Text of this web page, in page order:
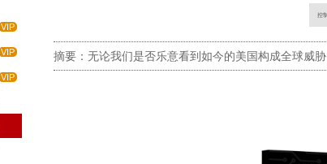
VIP
VIP
VIP
控
摘要：无论我们是否乐意看到如今的美国构成全球威